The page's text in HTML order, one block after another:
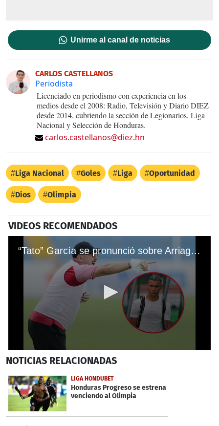
Unirme al canal de noticias
CARLOS CASTELLANOS
Periodista
Licenciado en periodismo con experiencia en los
medios desde el 2008: Radio, Televisión y Diario DIEZ
desde 2014, cubriendo la sección de Legionarios, Liga
Nacional y Selección de Honduras.
carlos.castellanos@diez.hn
Liga Nacional Goles Liga Oportunidad
Dios Olimpia
VIDEOS RECOMENDADOS
“Tato” García se pronunció sobre Arriaga y el triunfo ante Olimpia: “Se le ganó con autoridad al tricampeón"
seconds
2
minutes,
15
seconds
NOTICIAS RELACIONADAS
LIGA HONDUBET
Honduras Progreso se estrena
venciendo al Olimpia